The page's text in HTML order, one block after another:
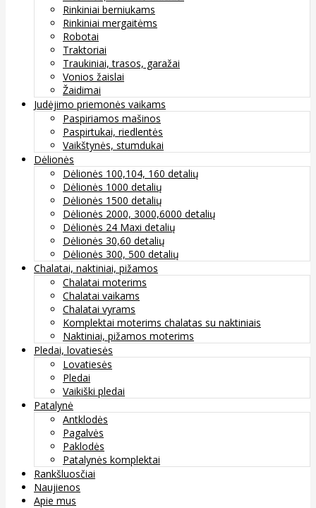
Rinkiniai berniukams
Rinkiniai mergaitėms
Robotai
Traktoriai
Traukiniai, trasos, garažai
Vonios žaislai
Žaidimai
Judėjimo priemonės vaikams
Paspiriamos mašinos
Paspirtukai, riedlentės
Vaikštynės, stumdukai
Dėlionės
Dėlionės 100,104, 160 detalių
Dėlionės 1000 detalių
Dėlionės 1500 detalių
Dėlionės 2000, 3000,6000 detalių
Dėlionės 24 Maxi detalių
Dėlionės 30,60 detalių
Dėlionės 300, 500 detalių
Chalatai, naktiniai, pižamos
Chalatai moterims
Chalatai vaikams
Chalatai vyrams
Komplektai moterims chalatas su naktiniais
Naktiniai, pižamos moterims
Pledai, lovatiesės
Lovatiesės
Pledai
Vaikiški pledai
Patalynė
Antklodės
Pagalvės
Paklodės
Patalynės komplektai
Rankšluosčiai
Naujienos
Apie mus